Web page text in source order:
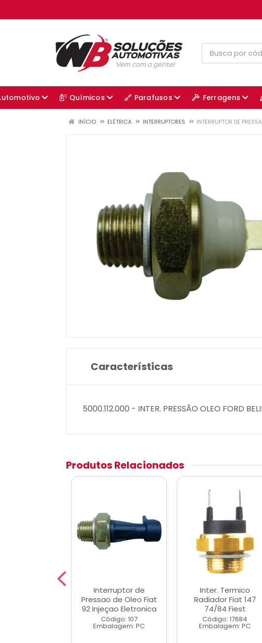
Químicos Parafusos Ferragens
INÍCIO ELÉTRICA INTERRUPTORES INTERRUPTOR DE
Características
5000.112.000 - INTER. PRESSÃO OLEO FORD
Produtos Relacionados
Interruptor de
Pressao de Oleo Fiat
92 Injeçao Eletronica
Código: 107
Embalagem: PC
Inter. Termico
Radiador Fiat 147
74/84 Fiest
Código: 17684
Embalagem: PC